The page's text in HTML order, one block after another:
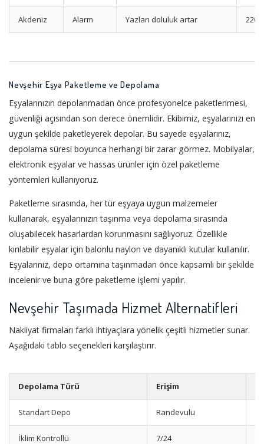
Akdeniz Alarm Yazları doluluk artar
Nevşehir Eşya Paketleme ve Depolama
Eşyalarınızın depolanmadan önce profesyonelce paketlenmesi,
güvenliği açısından son derece önemlidir. Ekibimiz, eşyalarınızı en
uygun şekilde paketleyerek depolar. Bu sayede eşyalarınız,
depolama süresi boyunca herhangi bir zarar görmez. Mobilyalar,
elektronik eşyalar ve hassas ürünler için özel paketleme
yöntemleri kullanıyoruz.
Paketleme sırasında, her tür eşyaya uygun malzemeler
kullanarak, eşyalarınızın taşınma veya depolama sırasında
oluşabilecek hasarlardan korunmasını sağlıyoruz. Özellikle
kırılabilir eşyalar için balonlu naylon ve dayanıklı kutular kullanılır.
Eşyalarınız, depo ortamına taşınmadan önce kapsamlı bir şekilde
incelenir ve buna göre paketleme işlemi yapılır.
Nevşehir Taşımada Hizmet Alternatifleri
Nakliyat firmaları farklı ihtiyaçlara yönelik çeşitli hizmetler sunar.
Aşağıdaki tablo seçenekleri karşılaştırır.
Depolama Türü Erişim
Standart Depo Randevulu
İklim Kontrollü 7/24